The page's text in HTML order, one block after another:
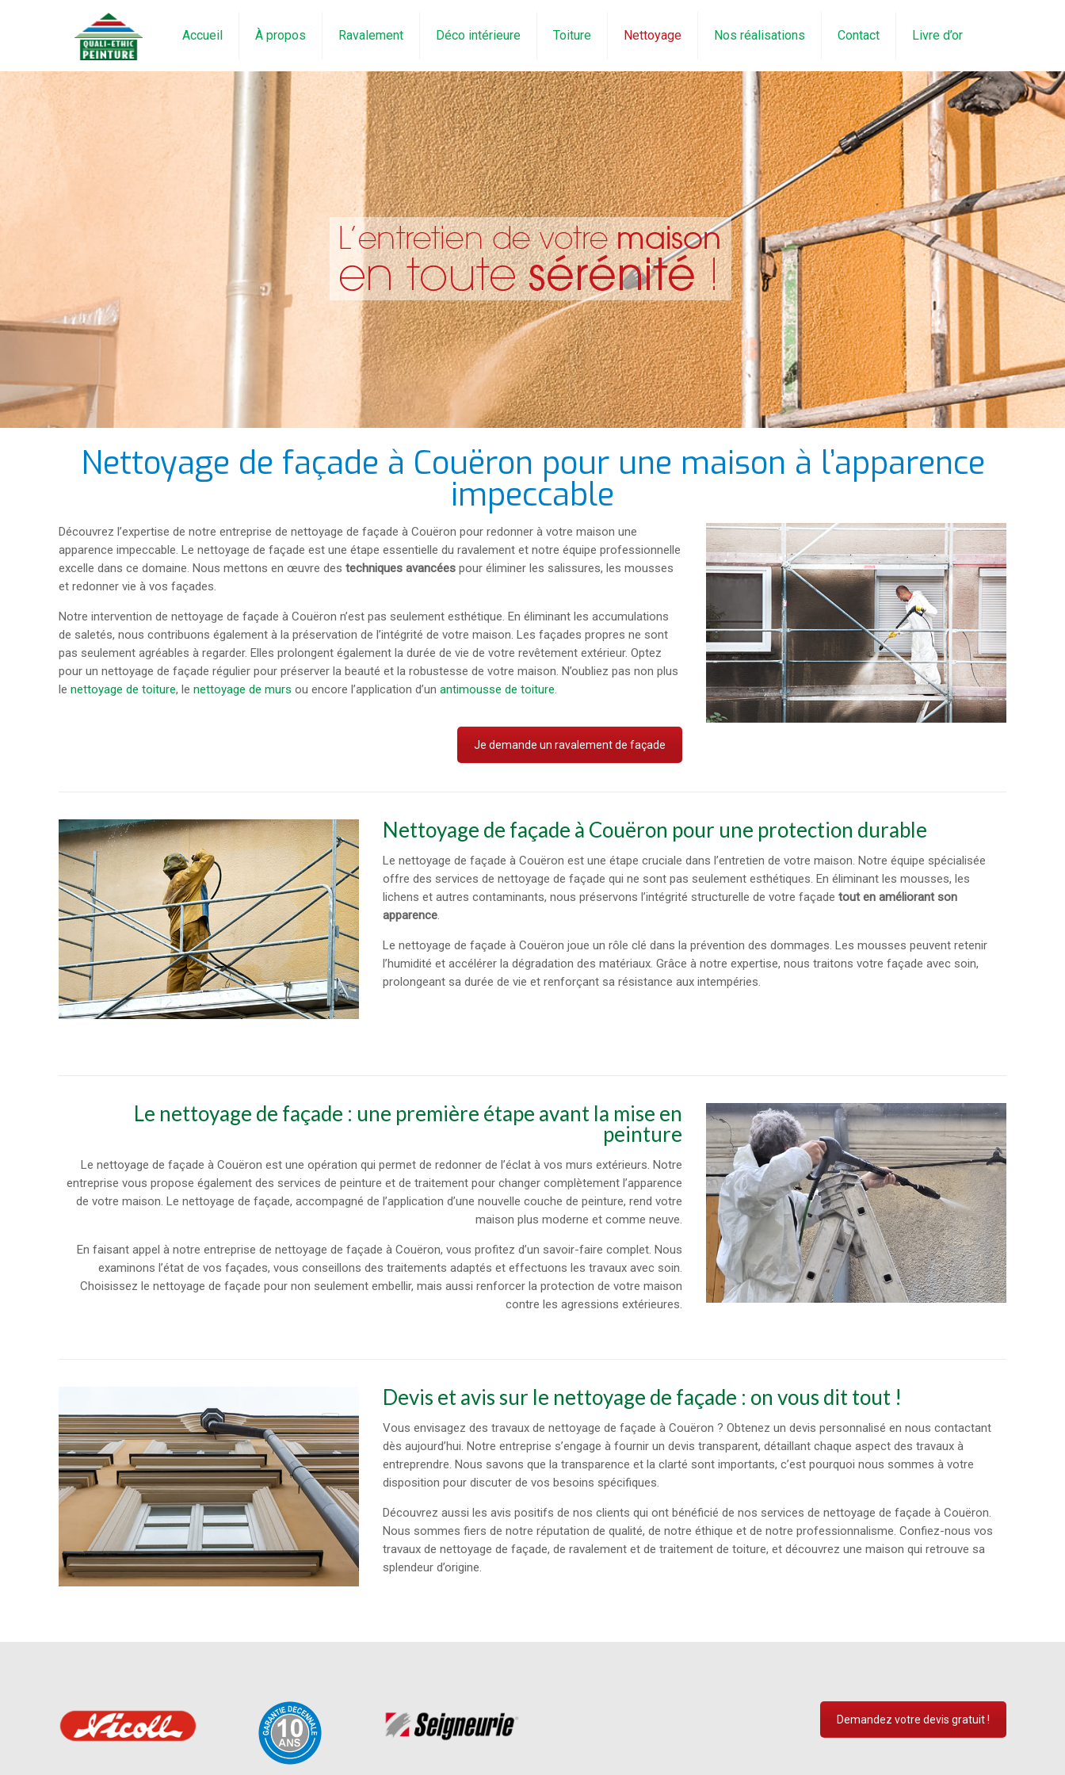
Accueil À propos Ravalement Déco intérieure Toiture Nettoyage Nos réalisations Contact Livre d’or
Nettoyage de façade à Couëron pour une maison à l’apparence
impeccable
Découvrez l’expertise de notre entreprise de nettoyage de façade à Couëron pour redonner à votre maison une
apparence impeccable. Le nettoyage de façade est une étape essentielle du ravalement et notre équipe professionnelle
excelle dans ce domaine. Nous mettons en œuvre destechniques avancées pour éliminer les salissures, les mousses
et redonner vie à vos façades.
Notre intervention de nettoyage de façade à Couëron n’est pas seulement esthétique. En éliminant les accumulations
de saletés, nous contribuons également à la préservation de l’intégrité de votre maison. Les façades propres ne sont
pas seulement agréables à regarder. Elles prolongent également la durée de vie de votre revêtement extérieur. Optez
pour un nettoyage de façade régulier pour préserver la beauté et la robustesse de votre maison. N’oubliez pas non plus
lenettoyage de toiture, lenettoyage de murs ou encore l’application d’unantimousse de toiture.
Je demande un ravalement de façade
Nettoyage de façade à Couëron pour une protection durable
Le nettoyage de façade à Couëron est une étape cruciale dans l’entretien de votre maison. Notre équipe spécialisée
offre des services de nettoyage de façade qui ne sont pas seulement esthétiques. En éliminant les mousses, les
lichens et autres contaminants, nous préservons l’intégrité structurelle de votre façade tout en améliorant son
apparence.
Le nettoyage de façade à Couëron joue un rôle clé dans la prévention des dommages. Les mousses peuvent retenir
l’humidité et accélérer la dégradation des matériaux. Grâce à notre expertise, nous traitons votre façade avec soin,
prolongeant sa durée de vie et renforçant sa résistance aux intempéries.
Le nettoyage de façade : une première étape avant la mise en
peinture
Le nettoyage de façade à Couëron est une opération qui permet de redonner de l’éclat à vos murs extérieurs. Notre
entreprise vous propose également des services de peinture et de traitement pour changer complètement l’apparence
de votre maison. Le nettoyage de façade, accompagné de l’application d’une nouvelle couche de peinture, rend votre
maison plus moderne et comme neuve.
En faisant appel à notre entreprise de nettoyage de façade à Couëron, vous profitez d’un savoir-faire complet. Nous
examinons l’état de vos façades, vous conseillons des traitements adaptés et effectuons les travaux avec soin.
Choisissez le nettoyage de façade pour non seulement embellir, mais aussi renforcer la protection de votre maison
contre les agressions extérieures.
Devis et avis sur le nettoyage de façade : on vous dit tout !
Vous envisagez des travaux de nettoyage de façade à Couëron ? Obtenez un devis personnalisé en nous contactant
dès aujourd’hui. Notre entreprise s’engage à fournir un devis transparent, détaillant chaque aspect des travaux à
entreprendre. Nous savons que la transparence et la clarté sont importants, c’est pourquoi nous sommes à votre
disposition pour discuter de vos besoins spécifiques.
Découvrez aussi les avis positifs de nos clients qui ont bénéficié de nos services de nettoyage de façade à Couëron.
Nous sommes fiers de notre réputation de qualité, de notre éthique et de notre professionnalisme. Confiez-nous vos
travaux de nettoyage de façade, de ravalement et de traitement de toiture, et découvrez une maison qui retrouve sa
splendeur d’origine.
Demandez votre devis gratuit !